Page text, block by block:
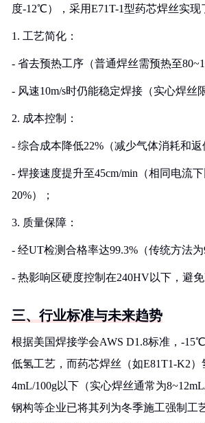
度-12℃），采用E71T-1型药芯焊丝实现
1. 工艺简化：
- 省去预热工序（普通焊丝需预热至
- 风速10m/s时仍能稳定焊接（实心焊丝
2. 成本控制：
- 综合成本降低22%（减少气体消耗和返
- 焊接速度提升至45cm/min（相同电流
20%）；
3. 质量保障：
- 经UT检测合格率达99.3%（传统方法为
- 热影响区硬度控制在240HV以下，避免
三、行业标准与未来趋势
根据美国焊接学会AWS D1.8标准，-
低氢工艺，而药芯焊丝（如E81T1-K2
4mL/100g以下（实心焊丝通常为
钢构等企业已将其列为冬季施工强制工